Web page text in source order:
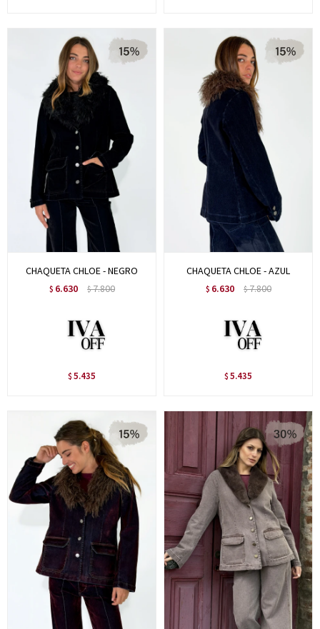
CHAQUETA CHLOE - NEGRO
$ 6.630 $7.800
$ 5.435
CHAQUETA CHLOE - AZUL
$ 6.630 $7.800
$ 5.435